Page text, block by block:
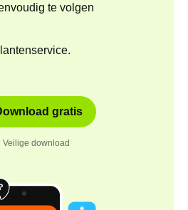
te volgen
gratis
Veilige download